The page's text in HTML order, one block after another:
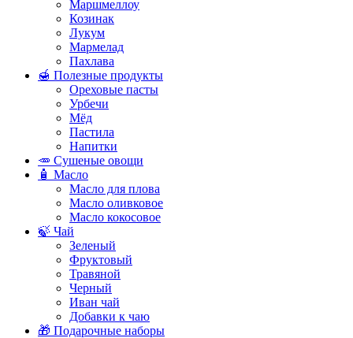
Маршмеллоу
Козинак
Лукум
Мармелад
Пахлава
🍯 Полезные продукты
Ореховые пасты
Урбечи
Мёд
Пастила
Напитки
🥕 Сушеные овощи
🧴 Масло
Масло для плова
Масло оливковое
Масло кокосовое
🍃 Чай
Зеленый
Фруктовый
Травяной
Черный
Иван чай
Добавки к чаю
🎁 Подарочные наборы